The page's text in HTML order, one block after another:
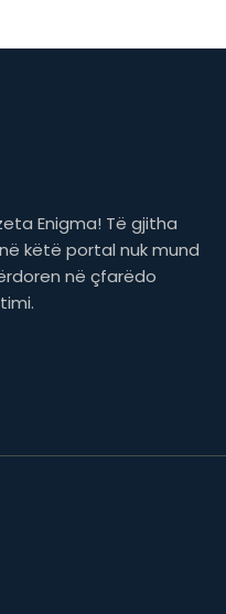
Enigma! Të gjitha
këtë portal nuk mund
në çfarëdo